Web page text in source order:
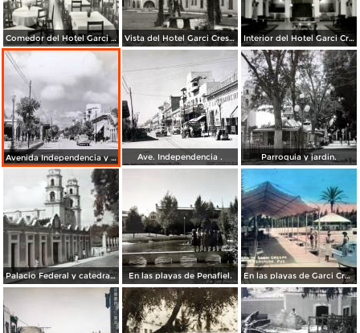
Comedor del Hotel Garci Crespo Vista del Hotel Garci Crespo Interior del Hotel Garci Crespo
Avenida Independencia y Parque Juarez. ( Circulada el 23 de Enero de 1940 ). Ave. Independencia . Parroquia y jardin.
Palacio Federal y catedral ( Circulada el 23 de Marzo de 1938 ). En las playas de Penafiel. En las playas de Garci Crespo.